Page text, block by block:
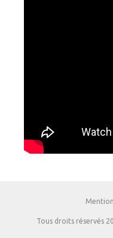
Tous droits réservés